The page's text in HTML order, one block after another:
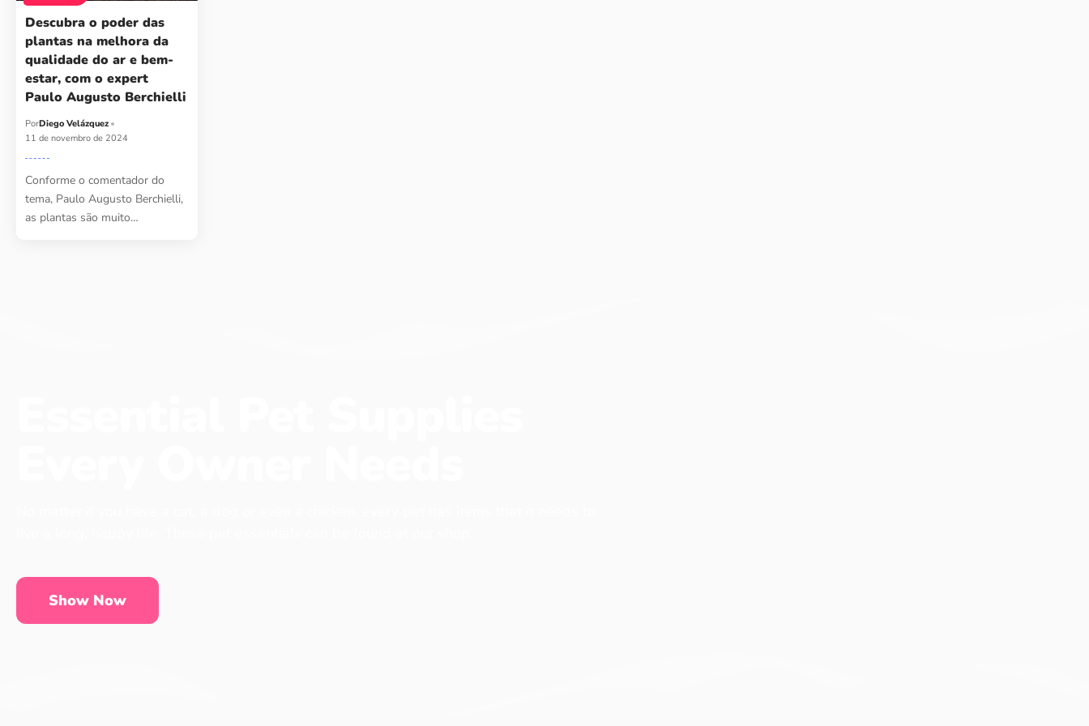
Descubra o poder das
plantas na melhora da
qualidade do ar e bem-
estar, com o expert
Paulo Augusto Berchielli
PorDiego Velázquez
11 de novembro de 2024
Conforme o comentador do
tema, Paulo Augusto Berchielli,
as plantas são muito…
Show Now